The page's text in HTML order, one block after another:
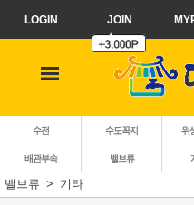
LOGIN JOIN
수전 수도꼭지 위
배관부속 밸브류
밸브류
기타